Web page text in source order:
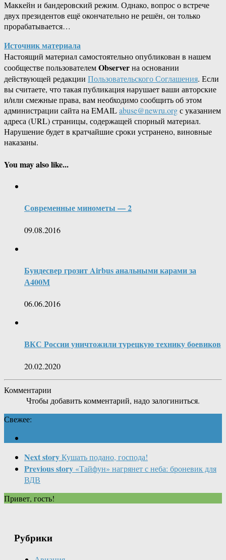
Маккейн и бандеровский режим. Однако, вопрос о встрече
двух президентов ещё окончательно не решён, он только
прорабатывается…
Источник материала
Настоящий материал самостоятельно опубликован в нашем
сообществе пользователемObserverна основании
действующей редакции Пользовательского Соглашения. Если
вы считаете, что такая публикация нарушает ваши авторские
и/или смежные права, вам необходимо сообщить об этом
администрации сайта на EMAILabuse@newru.orgс указанием
адреса (URL) страницы, содержащей спорный материал.
Нарушение будет в кратчайшие сроки устранено, виновные
наказаны.
You may also like...
Современные минометы — 2
09.08.2016
Бундесвер грозит Airbus анальными карами за
А400М
06.06.2016
ВКС России уничтожили турецкую технику боевиков
20.02.2020
Комментарии
Чтобы добавить комментарий, надо залогиниться.
Свежее:
Next storyКушать подано, господа!
Previous story «Тайфун» нагрянет с неба: броневик для
ВДВ
Привет, гость!
Рубрики